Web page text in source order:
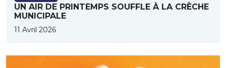
UN AIR DE PRINTEMPS SOUFFLE À LA CRÈCHE
MUNICIPALE
11 Avril 2026